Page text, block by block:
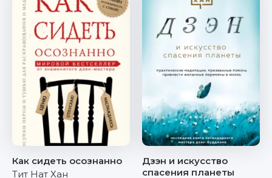
Как сидеть осознанно
Тит Нат Хан
Дзэн и искусство
спасения планеты